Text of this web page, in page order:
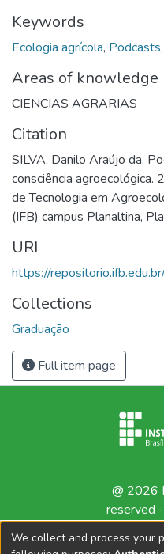
Keywords
Ecologia agrícola, Podcasts,
Areas of knowledge
CIENCIAS AGRARIAS
Citation
SILVA, Danilo Araújo da.
consciência agroecológica.
de Tecnologia em
(IFB) campus Planaltina,
URI
https://
Collections
Graduação
Full item page
@ 2026
reserved -
We collect and process your